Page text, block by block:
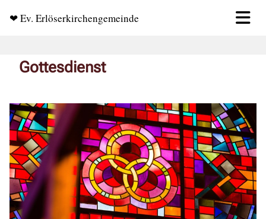
❤ Ev. Erlöserkirchengemeinde
Gottesdienst